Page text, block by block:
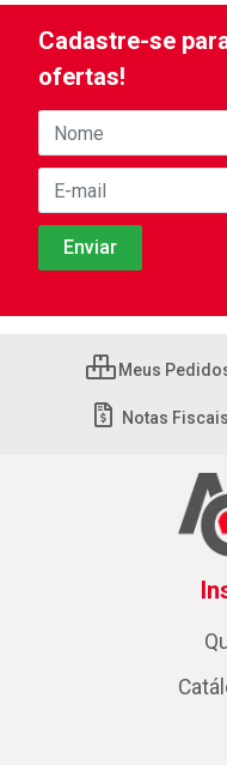
Cadastre-se
ofertas!
Meus
Notas Fiscais